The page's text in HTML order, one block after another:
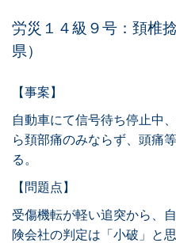
労災１４級９号：頚椎
県）
【事案】
自動車にて信号待ち停止中
ら頚部痛のみならず、頭痛
る。
【問題点】
受傷機転が軽い追突から、
険会社の判定は「小破」と